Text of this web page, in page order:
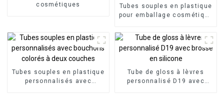
cosmétiques
Tubes souples en plastique
pour emballage cosmétique
Tubes souples en plastique
personnalisés avec
Tube de gloss à lèvres
personnalisé D19 avec